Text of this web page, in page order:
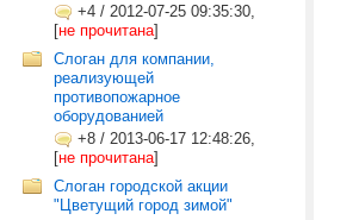
+4 / 2012-07-25 09:35:30,
[не прочитана]
Слоган для компании,
реализующей
противопожарное
оборудованией
+8 / 2013-06-17 12:48:26,
[не прочитана]
Слоган городской акции
"Цветущий город зимой"